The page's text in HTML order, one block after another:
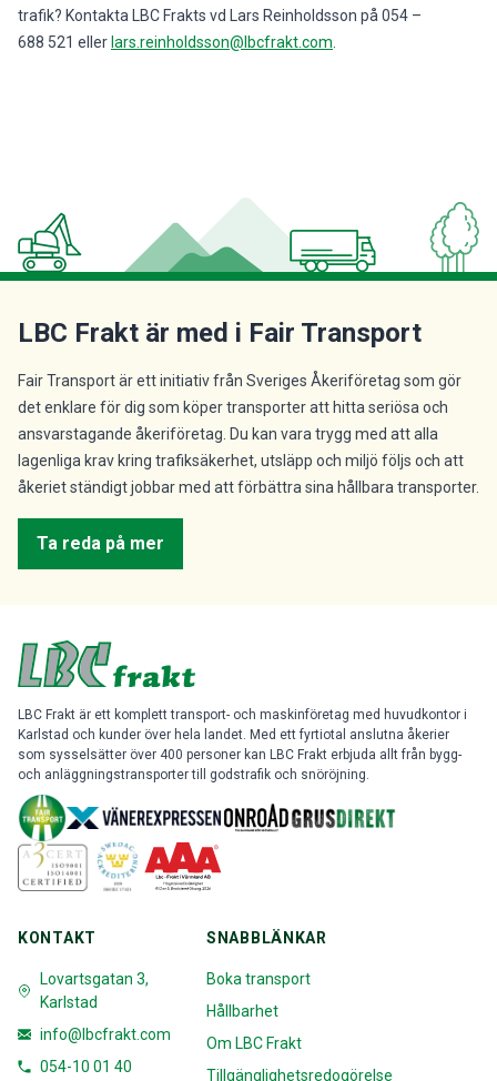
trafik? Kontakta LBC Frakts vd Lars Reinholdsson på 054 –
688 521 eller lars.reinholdsson@lbcfrakt.com
LBC Frakt är med i Fair Transport
Fair Transport är ett initiativ från Sveriges Åkeriföretag som gör
det enklare för dig som köper transporter att hitta seriösa och
ansvarstagande åkeriföretag. Du kan vara trygg med att alla
lagenliga krav kring trafiksäkerhet, utsläpp och miljö följs och att
åkeriet ständigt jobbar med att förbättra sina hållbara transporter.
Ta reda på mer
LBC Frakt är ett komplett transport- och maskinföretag med huvudkontor i
Karlstad och kunder över hela landet. Med ett fyrtiotal anslutna åkerier
som sysselsätter över 400 personer kan LBC Frakt erbjuda allt från bygg-
och anläggningstransporter till godstrafik och snöröjning.
KONTAKT
Lovartsgatan 3,
Karlstad
info@lbcfrakt.com
054-10 01 40
SNABBLÄNKAR
Boka transport
Hållbarhet
Om LBC Frakt
Tillgänglighetsredogörelse